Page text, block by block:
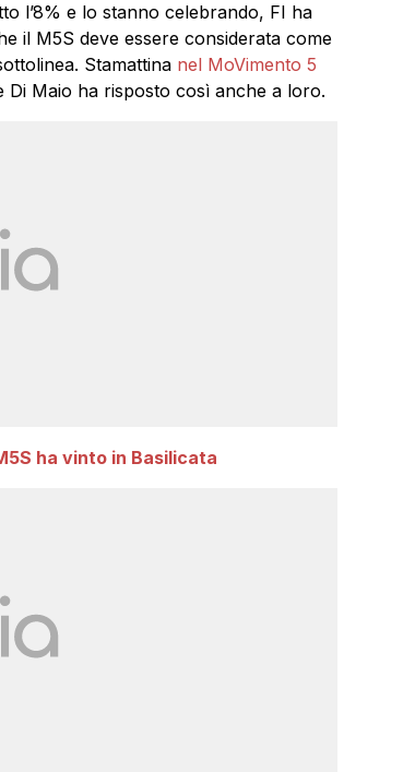
l’8% e lo stanno celebrando, FI ha
il M5S deve essere considerata come
Stamattina nel MoVimento 5
Di Maio ha risposto così anche a loro.
ha vinto in Basilicata